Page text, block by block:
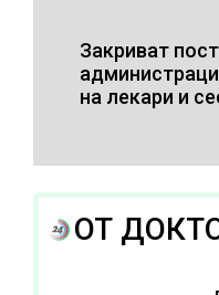
Закриват
на лекари и
ОТ